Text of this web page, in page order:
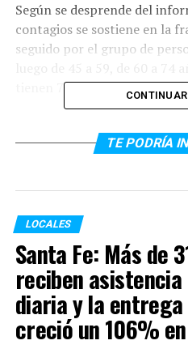
Según se desprende del
contagios se sostiene en la
seguido por el grupo de
tienen 75 años y más.
Vacunación
Según datos extraídos de
inocularon 217.242 personas
los vacunatorios
privado. De dicho número,
franja etaria de 18 a 59 años
años.
Casos por
TE PODRÍA
LOCALES
Santa Fe: Más de
reciben
diaria y la
creció un 106%